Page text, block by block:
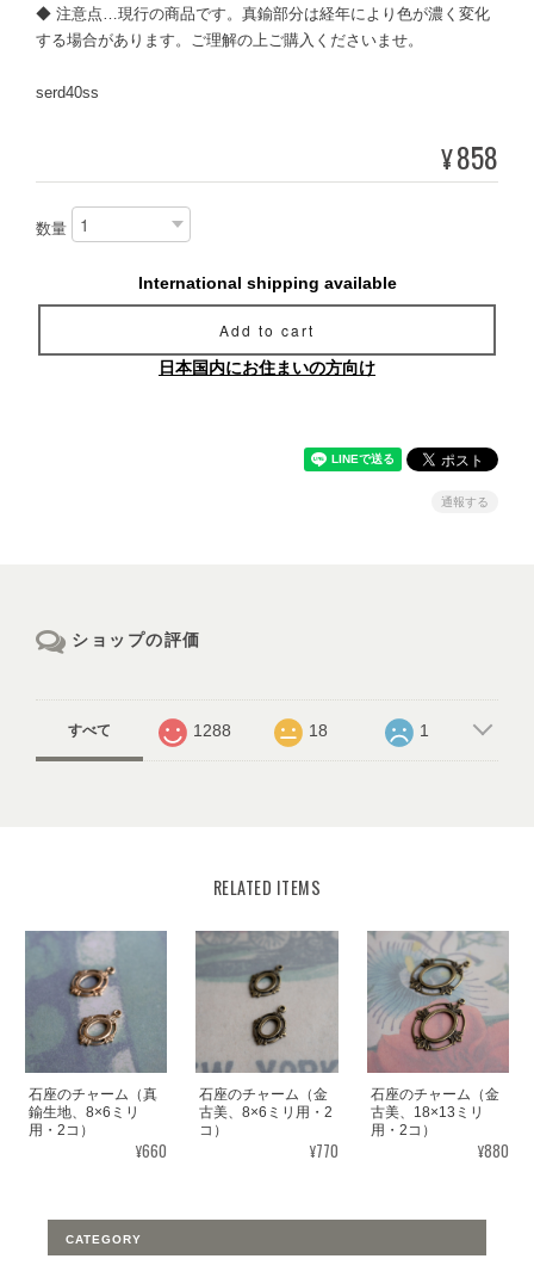
◆ 注意点…現行の商品です。真鍮部分は経年により色が濃く変化
する場合があります。ご理解の上ご購入くださいませ。
serd40ss
¥858
数量
International shipping available
Add to cart
日本国内にお住まいの方向け
通報する
ショップの評価
すべて 1288 18 1
RELATED ITEMS
石座のチャーム（真
鍮生地、8×6ミリ
用・2コ）
¥660
石座のチャーム（金
古美、8×6ミリ用・2
コ）
¥770
石座のチャーム（金
古美、18×13ミリ
用・2コ）
¥880
CATEGORY